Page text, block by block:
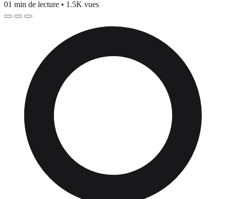
01 min de lecture • 1.5K vues